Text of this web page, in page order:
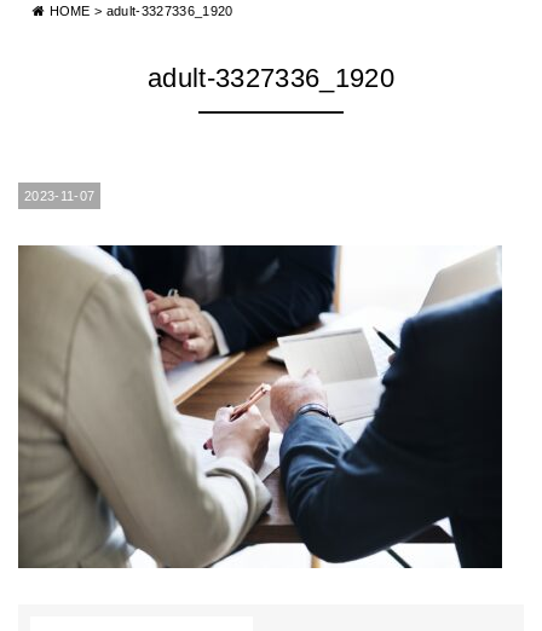
HOME > adult-3327336_1920
adult-3327336_1920
2023-11-07